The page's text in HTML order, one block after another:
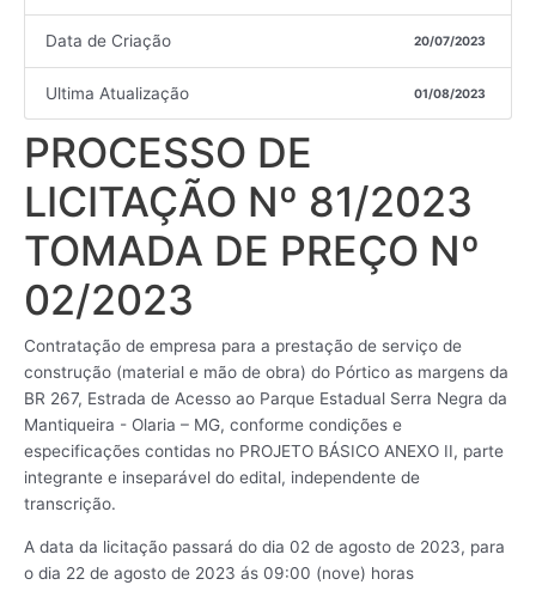
Data de Criação 20/07/2023
Ultima Atualização 01/08/2023
PROCESSO DE
LICITAÇÃO Nº 81/2023
TOMADA DE PREÇO Nº
02/2023
Contratação de empresa para a prestação de serviço de
construção (material e mão de obra) do Pórtico as margens da
BR 267, Estrada de Acesso ao Parque Estadual Serra Negra da
Mantiqueira - Olaria – MG, conforme condições e
especificações contidas no PROJETO BÁSICO ANEXO II, parte
integrante e inseparável do edital, independente de
transcrição.
A data da licitação passará do dia 02 de agosto de 2023, para
o dia 22 de agosto de 2023 ás 09:00 (nove) horas